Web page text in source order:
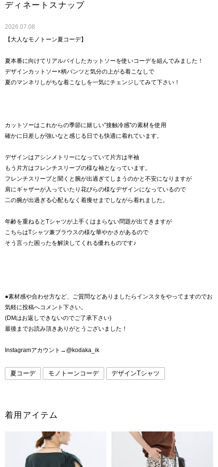
ディネートスナップ
2026.07.08
【大人なモノトーン夏コーデ】
夏本番に向けてリアルバイしたカットソーを使いコーデを組んでみました！
デザインカットソー×柄パンツと気分の上がる着こなしで
夏のマンネリしがちな着こなしを一気にチェンジしてみて下さい！
カットソーはこれからの季節に嬉しい"接触冷感"の素材を使用
確かに日差しが強いなと感じる日でも快適に着れています。
デザインはアシンメトリーになっていて片方は半袖
もう片方はフレンチスリーブの様な袖となっています。
フレンチスリーブと聞くと腕が出過ぎてしまうのかと不安になりますが
肩にギャザーが入っていたり花びらの様なデザインになっているので
二の腕が出過ぎる心配もなく着痩せまでしながら着れました。
年齢を重ねるとTシャツが上手くはまらない問題が出てきますが
こちらはTシャツ兼ブラウスの様な華やかさがあるので
そう言った困ったを解決してくれる優れものです♪
●素材感や合わせ方など、ご質問などありましたらインスタをやってますのでお
気軽に投稿へコメント下さい。
(DMはお返しできないのでご了承下さい)
最後までお読み頂きありがとうございました！
Instagramアカウント→@kodaka_ik
夏コーデ モノトーンコーデ デザインTシャツ
着用アイテム